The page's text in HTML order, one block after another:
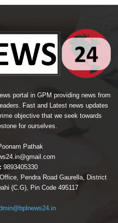
portal in GPM providing news from
Fast and Latest news updates
objective that we seek towards
for ourselves.
Pathak
9893405330
Pendra Road Gaurella, District
(C.G), Pin Code 495117